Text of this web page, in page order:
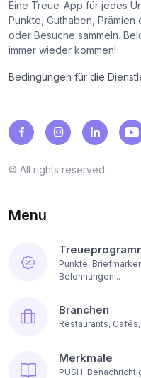
Eine Treue-App für jedes
Punkte, Guthaben,
oder Besuche sammeln.
immer wieder kommen!
Bedingungen für die
© All rights reserved.
Menu
Punkte,
Belohnungen...
Branchen
Restaurants,
Merkmale
PUSH-